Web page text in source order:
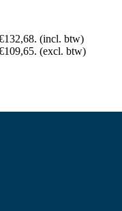
(incl. btw)
(excl. btw)